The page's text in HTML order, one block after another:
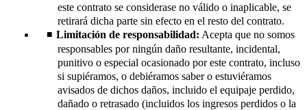
este contrato se considerase no válido o inaplicable, se
retirará dicha parte sin efecto en el resto del contrato.
Limitación de responsabilidad: Acepta que no somos
responsables por ningún daño resultante, incidental,
punitivo o especial ocasionado por este contrato, incluso
si supiéramos, o debiéramos saber o estuviéramos
avisados de dichos daños, incluido el equipaje perdido,
dañado o retrasado (incluidos los ingresos perdidos o la